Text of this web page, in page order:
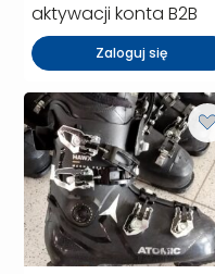
aktywacji konta B2B
Zaloguj się